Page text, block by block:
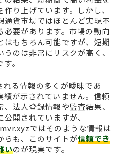
り上げています。しかし、
通貨市場ではほとんど実現不
必要があります。市場の動向
はもちろん可能ですが、短期
のは非常にリスクが高く、
。
る情報の多くが曖昧であ
績が示されていません。信頼
法人登録情報や監査結果、
開されていますが、
ではそのような情報は
らも、このサイトが信頼でき
いのが現実です。